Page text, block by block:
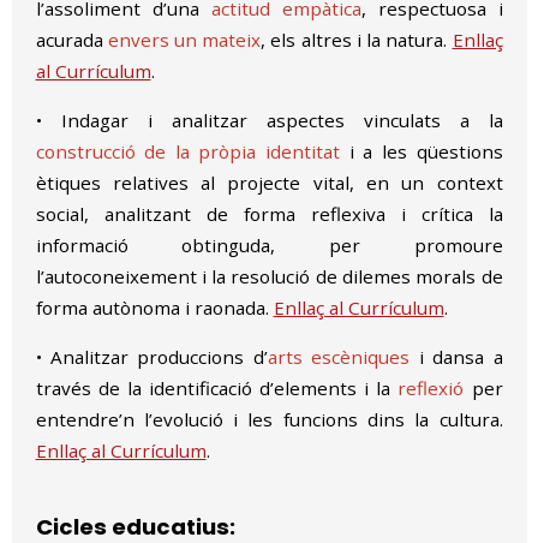
l’assoliment d’una actitud empàtica, respectuosa i
acurada envers un mateix, els altres i la natura. Enllaç
al Currículum.
• Indagar i analitzar aspectes vinculats a la
construcció de la pròpia identitat i a les qüestions
ètiques relatives al projecte vital, en un context
social, analitzant de forma reflexiva i crítica la
informació obtinguda, per promoure
l’autoconeixement i la resolució de dilemes morals de
forma autònoma i raonada. Enllaç al Currículum.
• Analitzar produccions d’arts escèniques i dansa a
través de la identificació d’elements i la reflexió per
entendre’n l’evolució i les funcions dins la cultura.
Enllaç al Currículum.
Cicles educatius: